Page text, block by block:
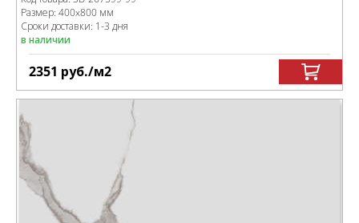
Размер: 400x800 мм
Сроки доставки: 1-3 дня
в наличии
2351 руб./м2